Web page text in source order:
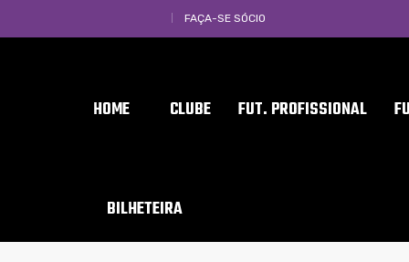
FAÇA-SE SÓCIO
HOME CLUBE FUT. PROFISSIONAL
BILHETEIRA